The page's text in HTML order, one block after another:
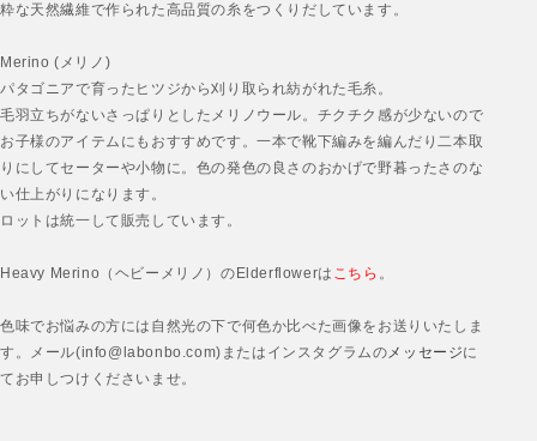
粋な天然繊維で作られた高品質の糸をつくりだしています。
Merino (メリノ)
パタゴニアで育ったヒツジから刈り取られ紡がれた毛糸。
毛羽立ちがないさっぱりとしたメリノウール。チクチク感が少ないので
お子様のアイテムにもおすすめです。一本で靴下編みを編んだり二本取
りにしてセーターや小物に。色の発色の良さのおかげで野暮ったさのな
い仕上がりになります。
ロットは統一して販売しています。
Heavy Merino（ヘビーメリノ）のElderflowerは こちら 。
色味でお悩みの方には自然光の下で何色か比べた画像をお送りいたしま
す。メール(info@labonbo.com)またはインスタグラムのメッセージに
てお申しつけくださいませ。